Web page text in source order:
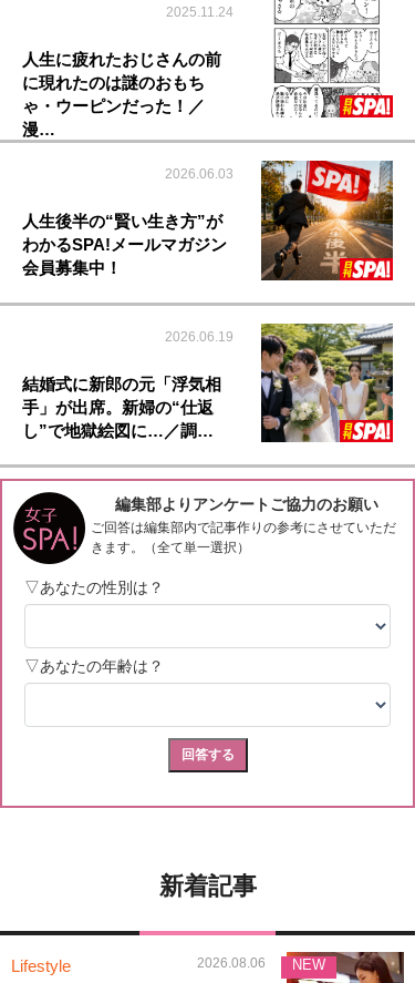
2025.11.24
人生に疲れたおじさんの前
に現れたのは謎のおもち
ゃ・ウーピンだった！／
漫…
2026.06.03
人生後半の“賢い生き方”が
わかるSPA!メールマガジン
会員募集中！
2026.06.19
結婚式に新郎の元「浮気相
手」が出席。新婦の“仕返
し”で地獄絵図に…／調…
新着記事
Lifestyle 2026.08.06 NEW